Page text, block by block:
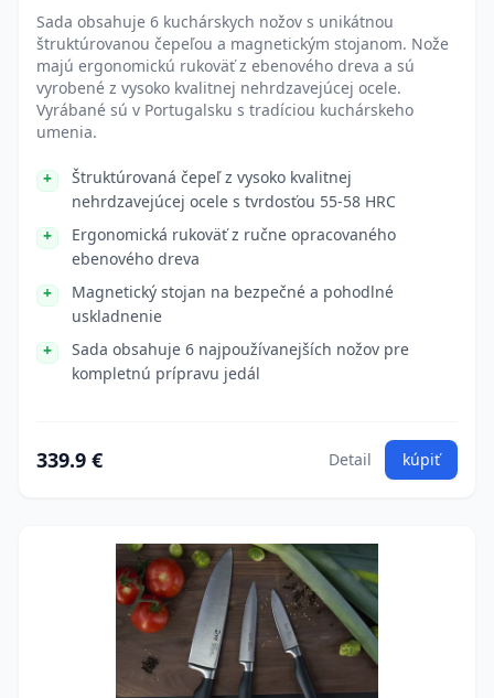
Sada obsahuje 6 kuchárskych nožov s unikátnou
štruktúrovanou čepeľou a magnetickým stojanom. Nože
majú ergonomickú rukoväť z ebenového dreva a sú
vyrobené z vysoko kvalitnej nehrdzavejúcej ocele.
Vyrábané sú v Portugalsku s tradíciou kuchárskeho
umenia.
Štruktúrovaná čepeľ z vysoko kvalitnej
nehrdzavejúcej ocele s tvrdosťou 55-58 HRC
Ergonomická rukoväť z ručne opracovaného
ebenového dreva
Magnetický stojan na bezpečné a pohodlné
uskladnenie
Sada obsahuje 6 najpoužívanejších nožov pre
kompletnú prípravu jedál
339.9 € Detail kúpiť